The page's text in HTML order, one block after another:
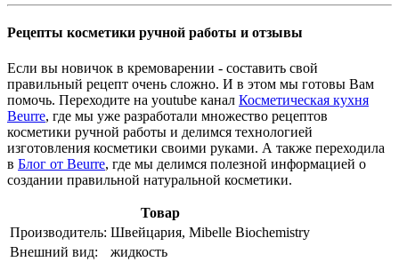
Рецепты косметики ручной работы и отзывы
Если вы новичок в кремоварении - составить свой
правильный рецепт очень сложно. И в этом мы готовы Вам
помочь. Переходите на youtube канал Косметическая кухня
Beurre, где мы уже разработали множество рецептов
косметики ручной работы и делимся технологией
изготовления косметики своими руками. А также переходила
в Блог от Beurre, где мы делимся полезной информацией о
создании правильной натуральной косметики.
Товар
Производитель: Швейцария, Mibelle Biochemistry
Внешний вид:
жидкость